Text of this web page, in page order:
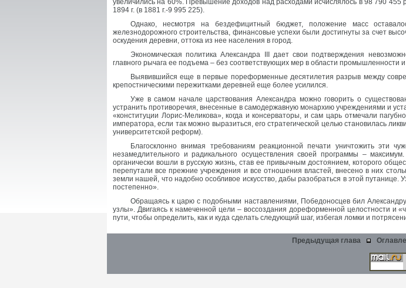
увеличились на 60%. Превышение доходов над расходами исчислялось в 98 790 455
1894 г. (в 1881 г.-9 995 225).
Однако, несмотря на бездефицитный бюджет, положение масс
железнодорожного строительства, финансовые успехи были достигнуты за счет
оскудения деревни, оттока из нее населения в город.
Экономическая политика Александра III дает свои подтверждения
главного рычага ее подъема – без соответствующих мер в области промышленности
Выявившийся еще в первые пореформенные десятилетия разрыв между
крепостническими пережитками деревней еще более усилился.
Уже в самом начале царствования Александра можно говорить о
устранить противоречия, внесенные в самодержавную монархию учреждениями и
«конституции Лорис-Меликова», когда и консерваторы, и сам царь отмечали
императора, если так можно выразиться, его стратегической целью становилась
университетской реформ).
Благосклонно внимая требованиям реакционной печати уничтожить эти
незамедлительного и радикального осуществления своей программы –
органически вошли в русскую жизнь, став ее привычным достоянием, которого
перепутали все прежние учреждения и все отношения властей, внесено в них
земли нашей, что надобно особливое искусство, дабы разобраться в этой путанице.
постепенно».
Обращаясь к царю с подобными наставлениями, Победоносцев бил
узлы». Двигаясь к намеченной цели – воссоздания дореформенной целостности и
пути, чтобы определить, как и куда сделать следующий шаг, избегая ломки и
Предыдущая глава